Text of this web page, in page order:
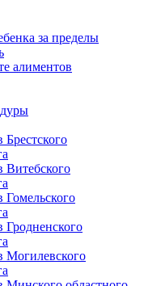
за пределы
алиментов
Витебского
Могилевского